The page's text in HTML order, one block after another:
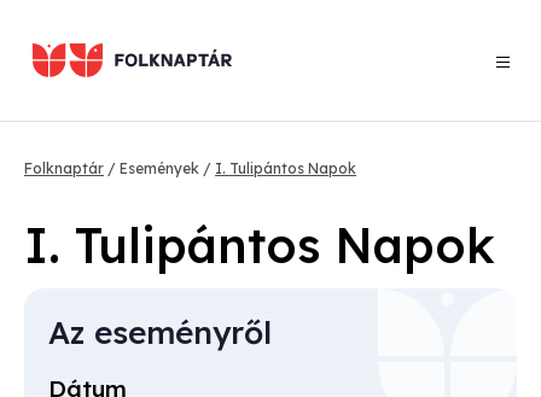
tartalomra
Morzsa
Folknaptár Események I. Tulipántos Napok
I. Tulipántos Napok
Az eseményről
Dátum